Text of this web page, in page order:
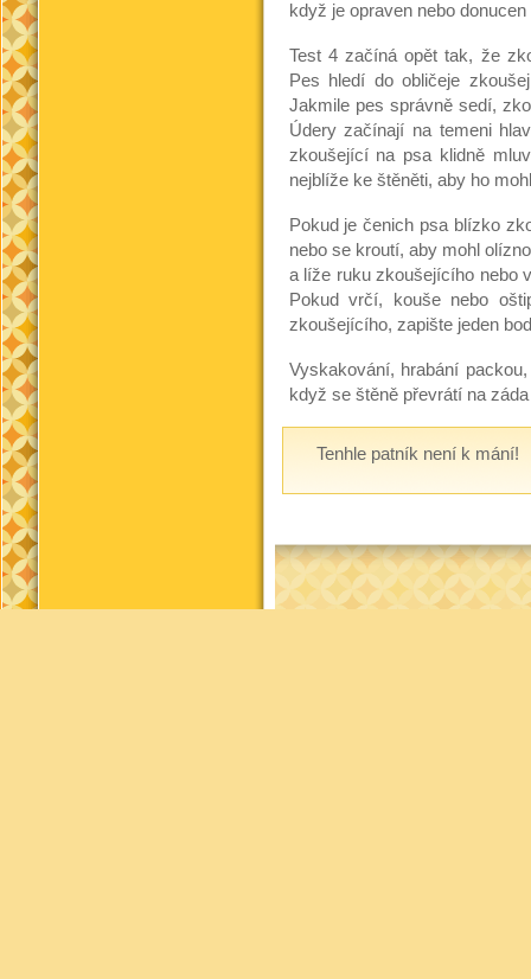
když je opraven nebo
Test 4 začíná opět tak, že
Pes hledí do obličeje
Jakmile pes správně sedí,
Údery začínají na temeni
zkoušející na psa klidně
nejblíže ke štěněti, aby ho
Pokud je čenich psa blízko
nebo se kroutí, aby mohl
a líže ruku zkoušejícího nebo
Pokud vrčí, kouše nebo
zkoušejícího, zapište jeden
Vyskakování, hrabání
když se štěně převrátí na
Tenhle patník není k mání!